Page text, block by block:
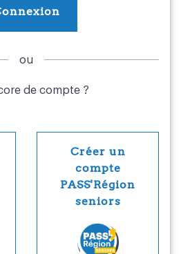
de compte ?
JeunesCréer un
compte
PASS'Région
seniors
PASS'Région